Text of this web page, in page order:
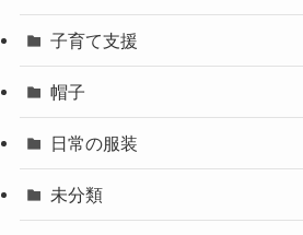
子育て支援
帽子
日常の服装
未分類